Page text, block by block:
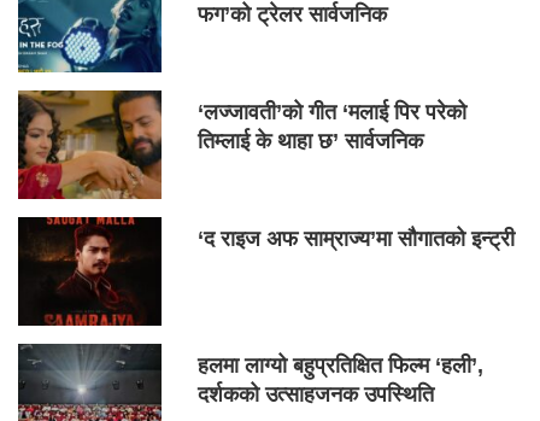
फग’को ट्रेलर सार्वजनिक
‘लज्जावती’को गीत ‘मलाई पिर परेको
तिम्लाई के थाहा छ’ सार्वजनिक
‘द राइज अफ साम्राज्य’मा सौगातको इन्ट्री
हलमा लाग्यो बहुप्रतिक्षित फिल्म ‘हली’,
दर्शकको उत्साहजनक उपस्थिति